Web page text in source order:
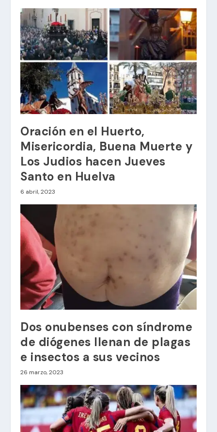
Oración en el Huerto,
Misericordia, Buena Muerte y
Los Judios hacen Jueves
Santo en Huelva
6 abril, 2023
Dos onubenses con síndrome
de diógenes llenan de plagas
e insectos a sus vecinos
26 marzo, 2023